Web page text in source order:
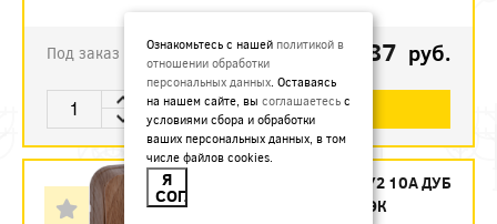
Под заказ 275.87 руб.
В КОРЗИНУ
ГЛОРИ ВЫКЛ ОУ2 10А ДУБ
ВС20-2-0-ХД ИЭК
Ознакомьтесь с нашей политикой в
отношении обработки
персональных данных. Оставаясь
на нашем сайте, вы соглашаетесь с
условиями сбора и обработки
ваших персональных данных, в том
числе файлов cookies.
Я
СОГЛАСЕН